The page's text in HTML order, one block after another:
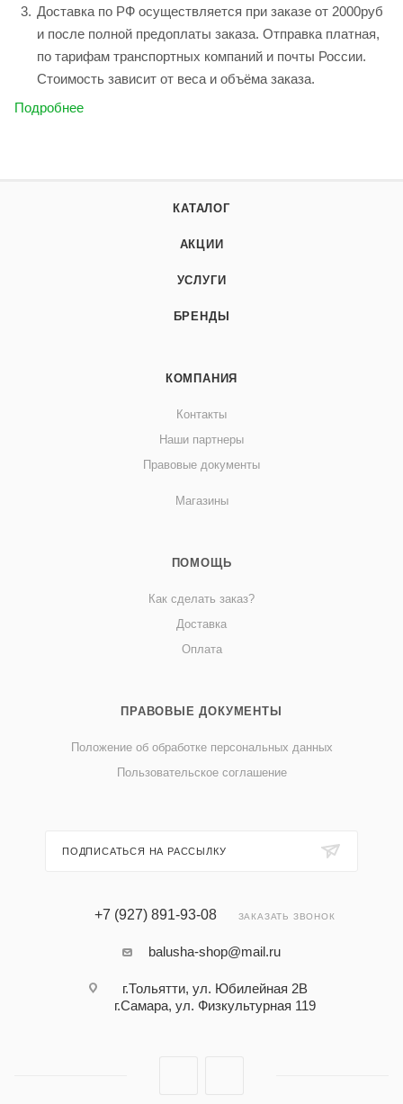
Доставка по РФ осуществляется при заказе от 2000руб
и после полной предоплаты заказа. Отправка платная,
по тарифам транспортных компаний и почты России.
Стоимость зависит от веса и объёма заказа.
Подробнее
КАТАЛОГ
АКЦИИ
УСЛУГИ
БРЕНДЫ
КОМПАНИЯ
Контакты
Наши партнеры
Правовые документы
Магазины
ПОМОЩЬ
Как сделать заказ?
Доставка
Оплата
ПРАВОВЫЕ ДОКУМЕНТЫ
Положение об обработке персональных данных
Пользовательское соглашение
ПОДПИСАТЬСЯ НА РАССЫЛКУ
+7 (927) 891-93-08 ЗАКАЗАТЬ ЗВОНОК
balusha-shop@mail.ru
г.Тольятти, ул. Юбилейная 2В
г.Самара, ул. Физкультурная 119